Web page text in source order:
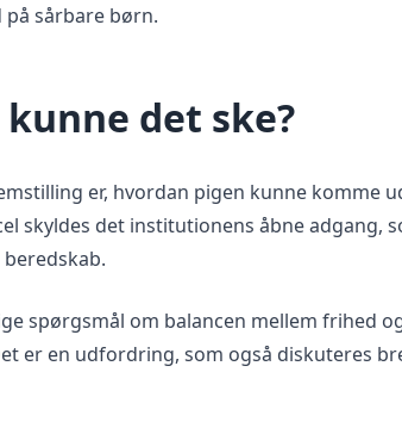
sårbare børn.
det ske?
er, hvordan pigen kunne komme
skyldes det institutionens åbne adgang,
spørgsmål om balancen mellem frihed
er en udfordring, som også diskuteres